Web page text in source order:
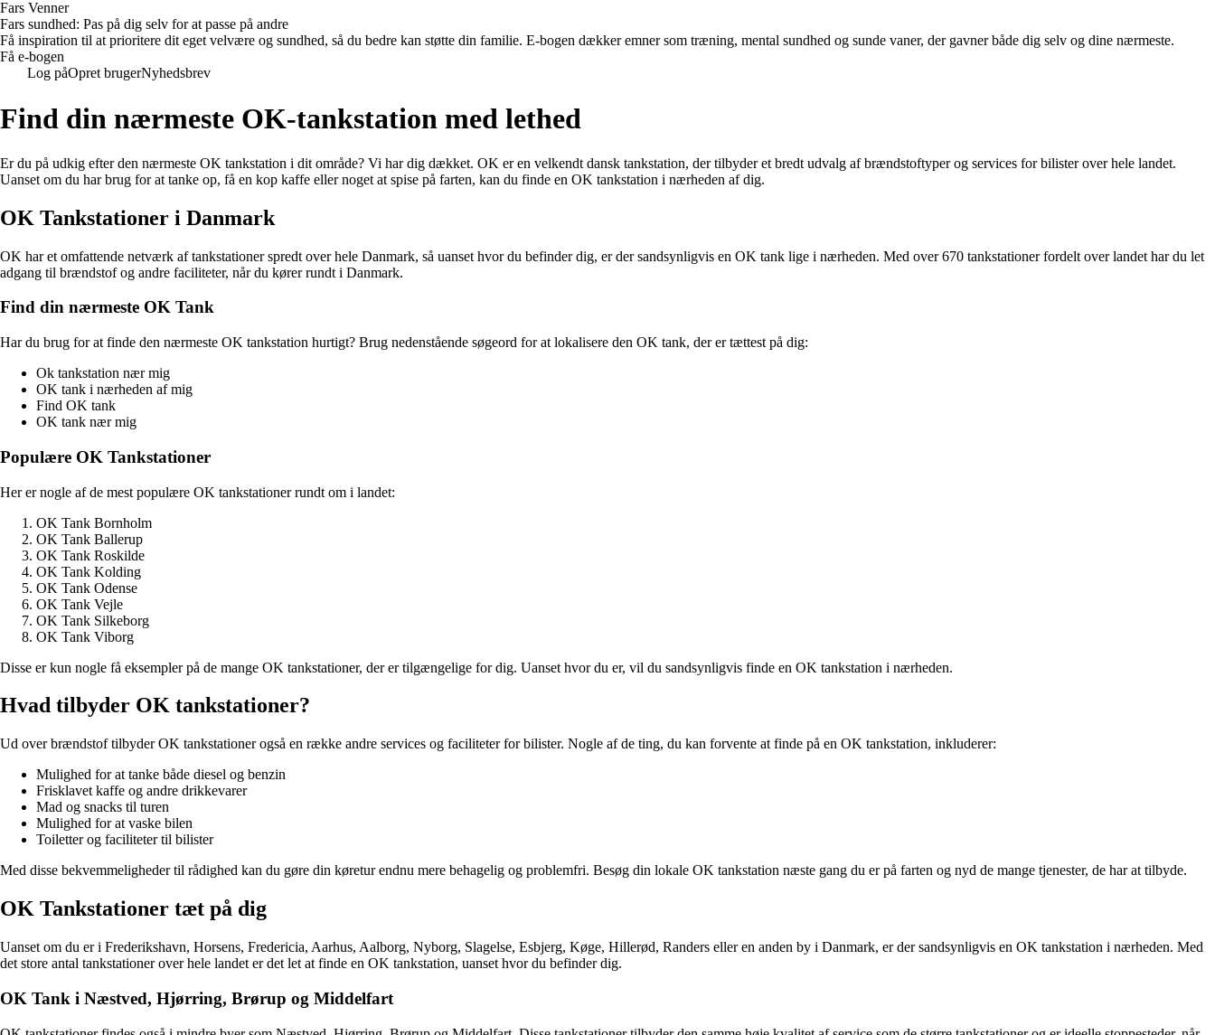
Fars Venner
Fars sundhed: Pas på dig selv for at passe på andre
Få inspiration til at prioritere dit eget velvære og sundhed, så du bedre kan støtte din familie. E-bogen dækker emner som træning, mental sundhed og sunde vaner, der gavner både dig selv og dine nærmeste.
Få e-bogen
Log påOpret brugerNyhedsbrev
Find din nærmeste OK-tankstation med lethed
Er du på udkig efter den nærmeste OK tankstation i dit område? Vi har dig dækket. OK er en velkendt dansk tankstation, der tilbyder et bredt udvalg af brændstoftyper og services for bilister over hele landet.
Uanset om du har brug for at tanke op, få en kop kaffe eller noget at spise på farten, kan du finde en OK tankstation i nærheden af dig.
OK Tankstationer i Danmark
OK har et omfattende netværk af tankstationer spredt over hele Danmark, så uanset hvor du befinder dig, er der sandsynligvis en OK tank lige i nærheden. Med over 670 tankstationer fordelt over landet har du let
adgang til brændstof og andre faciliteter, når du kører rundt i Danmark.
Find din nærmeste OK Tank
Har du brug for at finde den nærmeste OK tankstation hurtigt? Brug nedenstående søgeord for at lokalisere den OK tank, der er tættest på dig:
Ok tankstation nær mig
OK tank i nærheden af mig
Find OK tank
OK tank nær mig
Populære OK Tankstationer
Her er nogle af de mest populære OK tankstationer rundt om i landet:
OK Tank Bornholm
OK Tank Ballerup
OK Tank Roskilde
OK Tank Kolding
OK Tank Odense
OK Tank Vejle
OK Tank Silkeborg
OK Tank Viborg
Disse er kun nogle få eksempler på de mange OK tankstationer, der er tilgængelige for dig. Uanset hvor du er, vil du sandsynligvis finde en OK tankstation i nærheden.
Hvad tilbyder OK tankstationer?
Ud over brændstof tilbyder OK tankstationer også en række andre services og faciliteter for bilister. Nogle af de ting, du kan forvente at finde på en OK tankstation, inkluderer:
Mulighed for at tanke både diesel og benzin
Frisklavet kaffe og andre drikkevarer
Mad og snacks til turen
Mulighed for at vaske bilen
Toiletter og faciliteter til bilister
Med disse bekvemmeligheder til rådighed kan du gøre din køretur endnu mere behagelig og problemfri. Besøg din lokale OK tankstation næste gang du er på farten og nyd de mange tjenester, de har at tilbyde.
OK Tankstationer tæt på dig
Uanset om du er i Frederikshavn, Horsens, Fredericia, Aarhus, Aalborg, Nyborg, Slagelse, Esbjerg, Køge, Hillerød, Randers eller en anden by i Danmark, er der sandsynligvis en OK tankstation i nærheden. Med
det store antal tankstationer over hele landet er det let at finde en OK tankstation, uanset hvor du befinder dig.
OK Tank i Næstved, Hjørring, Brørup og Middelfart